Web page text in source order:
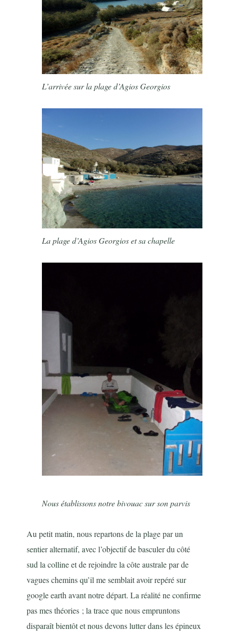
L’arrivée sur la plage d’Agios Georgios
La plage d’Agios Georgios et sa chapelle
Nous établissons notre bivouac sur son parvis
Au petit matin, nous repartons de la plage par un
sentier alternatif, avec l’objectif de basculer du côté
sud la colline et de rejoindre la côte australe par de
vagues chemins qu’il me semblait avoir repéré sur
google earth avant notre départ. La réalité ne confirme
pas mes théories ; la trace que nous empruntons
disparaît bientôt et nous devons lutter dans les épineux